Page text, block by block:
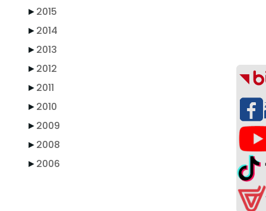
►2015
►2014
►2013
►2012
►2011
►2010
►2009
►2008
►2006